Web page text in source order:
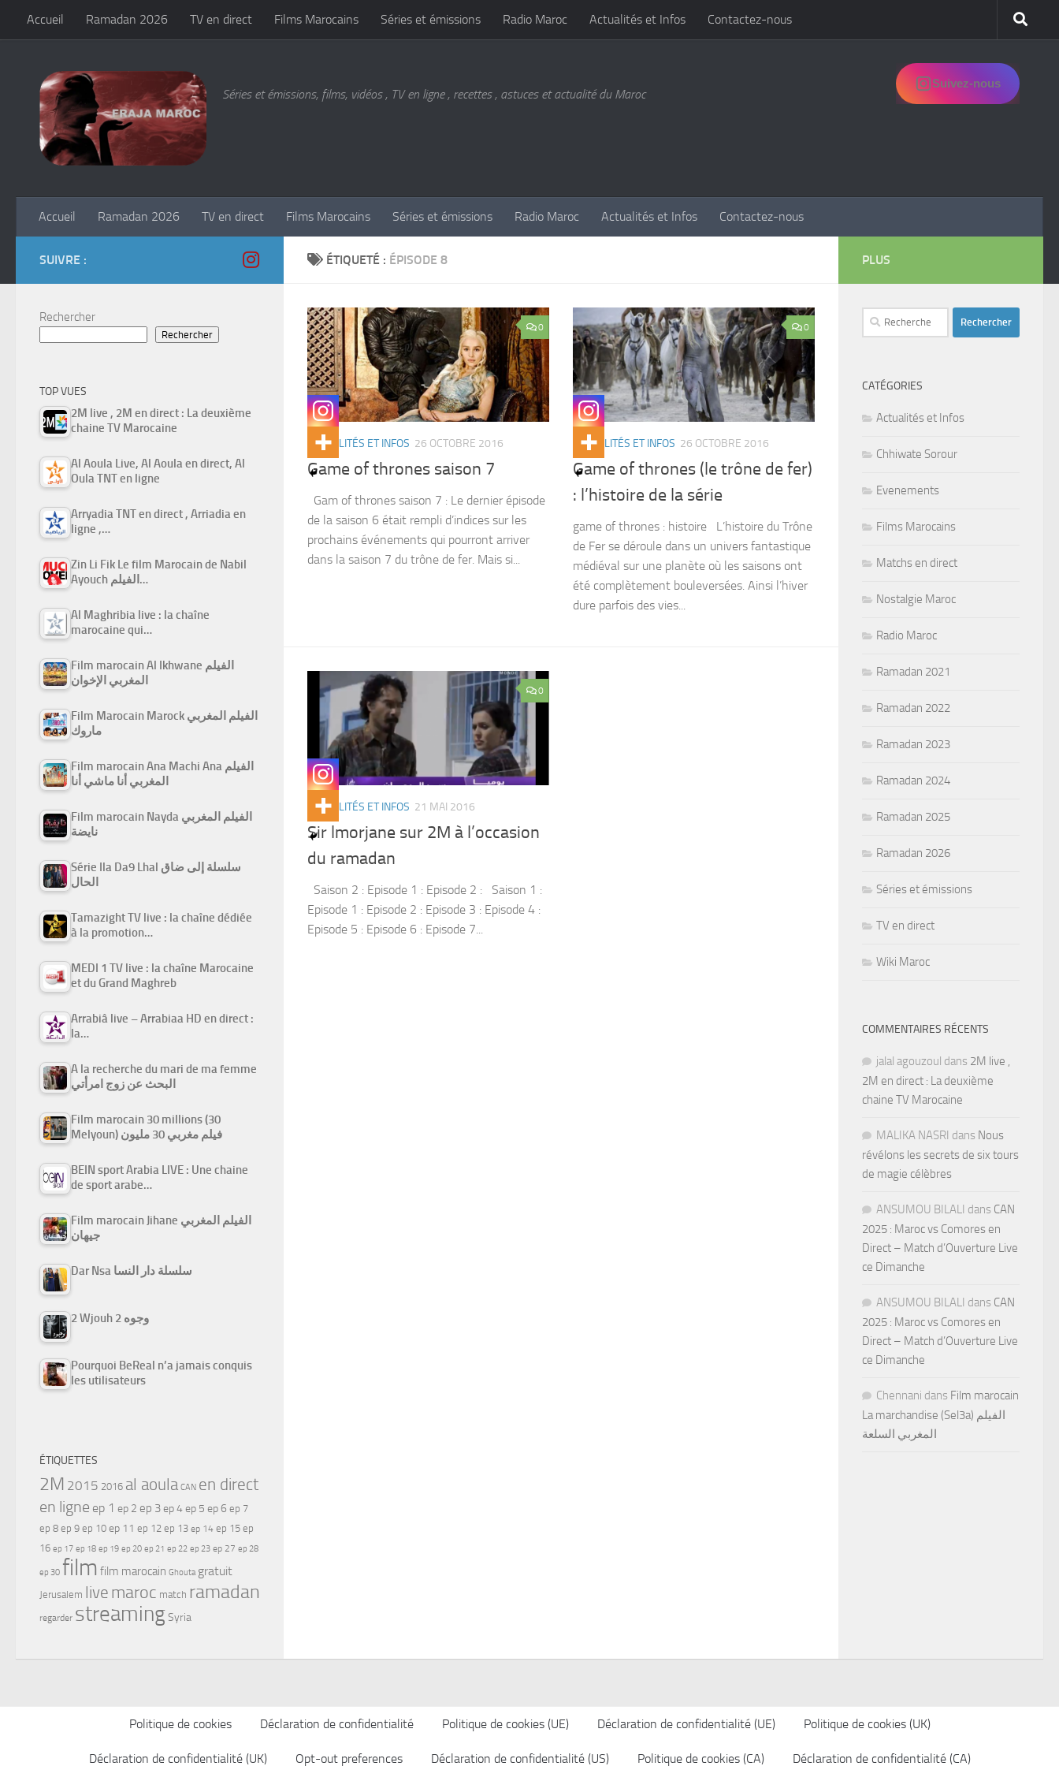
Skip to content
Accueil Ramadan 2026 TV en direct Films Marocains Séries et émissions Radio Maroc Actualités et Infos Contactez-nous
Séries et émissions, films, vidéos , TV en ligne , recettes , astuces et actualité du Maroc
Suivez-nous
Accueil Ramadan 2026 TV en direct Films Marocains Séries et émissions Radio Maroc Actualités et Infos Contactez-nous
ÉTIQUETÉ : ÉPISODE 8
0
ACTUALITÉS ET INFOS 26 OCTOBRE 2016
Game of thrones saison 7
Gam of thrones saison 7 : Le dernier épisode
de la saison 6 était rempli d’indices sur les
prochains événements qui pourront arriver
dans la saison 7 du trône de fer. Mais si...
0
ACTUALITÉS ET INFOS 26 OCTOBRE 2016
Game of thrones (le trône de fer)
: l’histoire de la série
game of thrones : histoire L’histoire du Trône
de Fer se déroule dans un univers fantastique
médiéval sur une planète où les saisons ont
été complètement bouleversées. Ainsi l’hiver
dure parfois des vies...
0
ACTUALITÉS ET INFOS 21 MAI 2016
Sir lmorjane sur 2M à l’occasion
du ramadan
Saison 2 : Episode 1 : Episode 2 : Saison 1 :
Episode 1 : Episode 2 : Episode 3 : Episode 4 :
Episode 5 : Episode 6 : Episode 7...
SUIVRE :
Rechercher
Rechercher
TOP VUES
2M live , 2M en direct : La deuxième
chaine TV Marocaine
Al Aoula Live, Al Aoula en direct, Al
Oula TNT en ligne
Arryadia TNT en direct , Arriadia en
ligne ,…
Zin Li Fik Le film Marocain de Nabil
Ayouch الفيلم…
Al Maghribia live : la chaîne
marocaine qui…
Film marocain Al Ikhwane الفيلم
المغربي الإخوان
Film Marocain Marock الفيلم المغربي
ماروك
Film marocain Ana Machi Ana الفيلم
المغربي أنا ماشي أنا
Film marocain Nayda الفيلم المغربي
نايضة
Série Ila Da9 Lhal سلسلة إلى ضاق
الحال
Tamazight TV live : la chaîne dédiée
à la promotion…
MEDI 1 TV live : la chaîne Marocaine
et du Grand Maghreb
Arrabiâ live – Arrabiaa HD en direct :
la…
A la recherche du mari de ma femme
البحث عن زوج امرأتي
Film marocain 30 millions (30
Melyoun) فيلم مغربي 30 مليون
BEIN sport Arabia LIVE : Une chaine
de sport arabe…
Film marocain Jihane الفيلم المغربي
جيهان
Dar Nsa سلسلة دار النسا
2 Wjouh 2 وجوه
Pourquoi BeReal n’a jamais conquis
les utilisateurs
ÉTIQUETTES
2M 2015 2016 al aoula CAN en direct
en ligne ep 1 ep 2 ep 3ep 4ep 5 ep 6 ep 7
ep 8 ep 9 ep 10 ep 11 ep 12 ep 13 ep 14 ep 15 ep
16 ep 17 ep 18 ep 19 ep 20 ep 21 ep 22 ep 23 ep 27 ep 28
ep 30 film film marocain Ghouta gratuit
Jerusalem live maroc match ramadan
regarder streamingSyria
PLUS
Rechercher :
CATÉGORIES
Actualités et Infos
Chhiwate Sorour
Evenements
Films Marocains
Matchs en direct
Nostalgie Maroc
Radio Maroc
Ramadan 2021
Ramadan 2022
Ramadan 2023
Ramadan 2024
Ramadan 2025
Ramadan 2026
Séries et émissions
TV en direct
Wiki Maroc
COMMENTAIRES RÉCENTS
jalal agouzoul dans 2M live ,
2M en direct : La deuxième
chaine TV Marocaine
MALIKA NASRI dans Nous
révélons les secrets de six tours
de magie célèbres
ANSUMOU BILALI dans CAN
2025 : Maroc vs Comores en
Direct – Match d’Ouverture Live
ce Dimanche
ANSUMOU BILALI dans CAN
2025 : Maroc vs Comores en
Direct – Match d’Ouverture Live
ce Dimanche
Chennani dans Film marocain
La marchandise (Sel3a) الفيلم
المغربي السلعة
Politique de cookies Déclaration de confidentialité Politique de cookies (UE) Déclaration de confidentialité (UE) Politique de cookies (UK)
Déclaration de confidentialité (UK) Opt-out preferences Déclaration de confidentialité (US) Politique de cookies (CA) Déclaration de confidentialité (CA)